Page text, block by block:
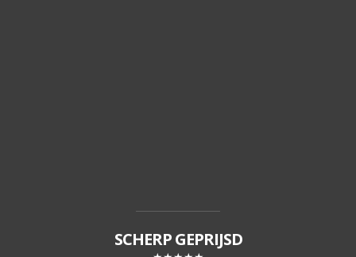
SCHERP GEPRIJSD